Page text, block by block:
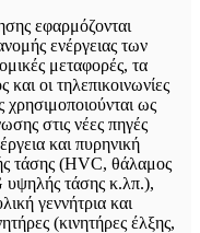
εφαρμόζονται
ενέργειας των
μεταφορές, τα
οι τηλεπικοινωνίες
ως
στις νέες πηγές
και πυρηνική
τάσης (HVC, θάλαμος
υψηλής τάσης κ.λπ.),
γεννήτρια και
(κινητήρες έλξης,